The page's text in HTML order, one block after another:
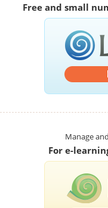
Free and small
Manage
For e-